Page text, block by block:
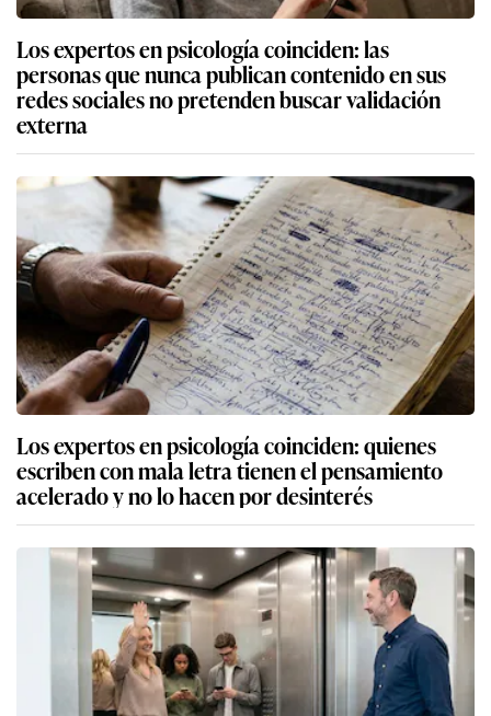
Los expertos en psicología coinciden: las
personas que nunca publican contenido en sus
redes sociales no pretenden buscar validación
externa
Los expertos en psicología coinciden: quienes
escriben con mala letra tienen el pensamiento
acelerado y no lo hacen por desinterés